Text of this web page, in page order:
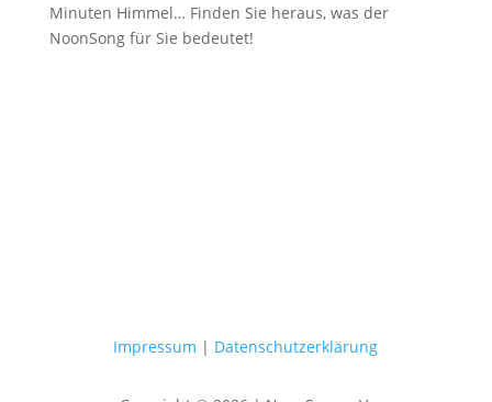
Minuten Himmel… Finden Sie heraus, was der
NoonSong für Sie bedeutet!
Impressum | Datenschutzerklärung